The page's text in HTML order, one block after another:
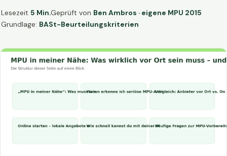
Lesezeit 5 Min.Geprüft von Ben Ambros · eigene MPU 2015
Grundlage: BASt-Beurteilungskriterien